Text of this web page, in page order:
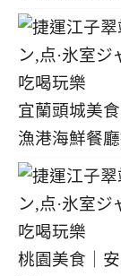
宜蘭頭城美
漁港海鮮餐
桃園美食｜